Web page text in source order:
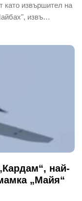
като извършител на
извъ…
най-
„Майя“